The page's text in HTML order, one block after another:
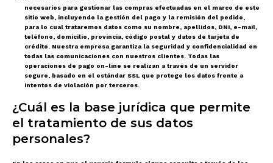
necesarios para gestionar las compras efectuadas en el marco de este
sitio web, incluyendo la gestión del pago y la remisión del pedido,
para lo cual trataremos datos como su nombre, apellidos, DNI, e-mail,
teléfono, domicilio, provincia, código postal y datos de tarjeta de
crédito. Nuestra empresa garantiza la seguridad y confidencialidad en
todas las comunicaciones con nuestros clientes. Todas las
operaciones de pago on-line se realizan a través de un servidor
seguro, basado en el estándar SSL que protege los datos frente a
intentos de violación por terceros.
¿Cuál es la base jurídica que permite
el tratamiento de sus datos
personales?